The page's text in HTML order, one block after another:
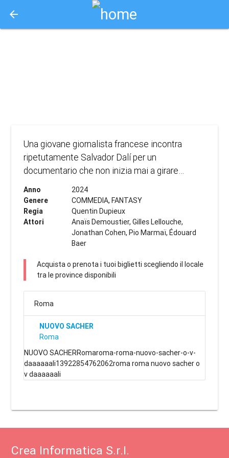
arrow_back
Una giovane giornalista francese incontra
ripetutamente Salvador Dalí per un
documentario che non inizia mai a girare…
Anno
2024
Genere
COMMEDIA, FANTASY
Regia
Quentin Dupieux
Attori
Anaïs Demoustier, Gilles Lellouche,
Jonathan Cohen, Pio Marmaï, Édouard
Baer
Acquista o prenota i tuoi biglietti scegliendo il locale
tra le province disponibili
Roma
NUOVO SACHER
Roma
NUOVO SACHERRomaroma-roma-nuovo-sacher-o-v-
daaaaaali13922854762062roma roma nuovo sacher o
v daaaaaali
Crea Informatica S.r.l.